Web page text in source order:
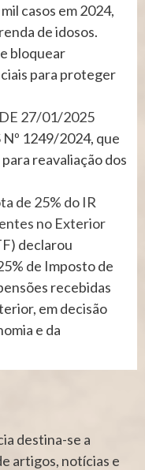
casos em 2024,
de idosos.
bloquear
para proteger
27/01/2025
1249/2024, que
reavaliação dos
de 25% do IR
no Exterior
declarou
de Imposto de
recebidas
em decisão
e da
destina-se a
artigos, notícias e